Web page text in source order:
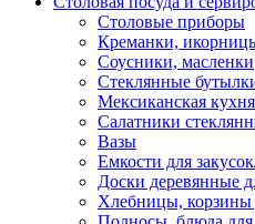
Столовые приборы
Креманки,
Соусники, масленки
Стеклянные
Мексиканская кухня
Салатники
Вазы
Емкости для
Доски деревянные
Хлебницы, корзины